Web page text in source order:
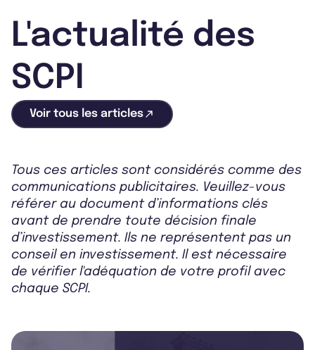
L'actualité des
SCPI
Voir tous les articles
Tous ces articles sont considérés comme des
communications publicitaires. Veuillez-vous
référer au document d’informations clés
avant de prendre toute décision finale
d’investissement. Ils ne représentent pas un
conseil en investissement. Il est nécessaire
de vérifier l'adéquation de votre profil avec
chaque SCPI.